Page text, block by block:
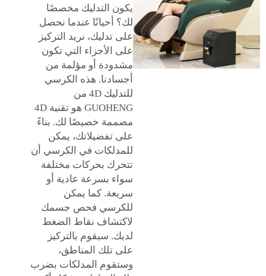
يكون التدليك مخصصًا
لك؟ أحيانًا عندما نحصل
على تدليك، نريد التركيز
على الأجزاء التي تكون
مشدودة أو مؤلمة من
أجسادنا. هذه الكرسي
للتدليك 4D من
GUOHENG هو تقنية 4D
مصممة خصيصًا لك. بناءً
على تفضيلاتك، يمكن
للمدلكات في الكرسي أن
تتحرك بحركات مختلفة
سواء بسرعة عادية أو
سريعة. كما يمكن
للكرسي فحص جسمك
لاكتشاف نقاط الضغط
لديك. سيقوم بالتركيز
على تلك المناطق،
وستقوم المدلكات بضرب